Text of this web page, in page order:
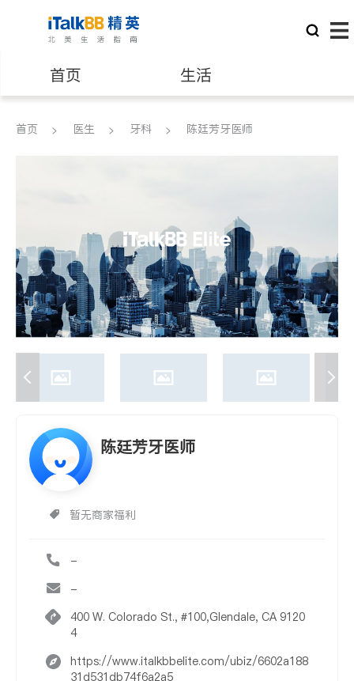
首页 生活
医生 律师
养老 非盈利组织
首页 医生 牙科 陈廷芳牙医师
陈廷芳牙医师
暂无商家福利
-
-
400 W. Colorado St., #100,Glendale, CA 9120
4
https://www.italkbbelite.com/ubiz/6602a188
31d531db74f6a2a5